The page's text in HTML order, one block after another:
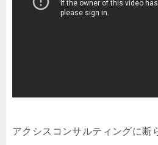
アクシスコンサルティングに断